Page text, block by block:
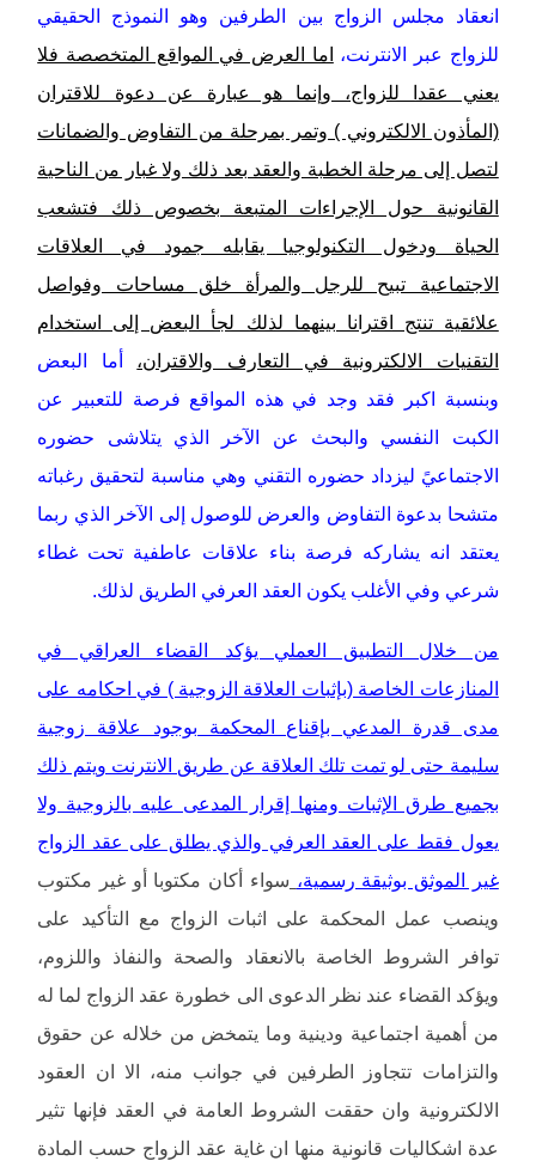
انعقاد مجلس الزواج بين الطرفين وهو النموذج الحقيقي
للزواج عبر الانترنت، اما العرض في المواقع المتخصصة فلا
يعني عقدا للزواج، وإنما هو عبارة عن دعوة للاقتران
(المأذون الالكتروني ) وتمر بمرحلة من التفاوض والضمانات
لتصل إلى مرحلة الخطبة والعقد بعد ذلك ولا غبار من الناحية
القانونية حول الإجراءات المتبعة بخصوص ذلك فتشعب
الحياة ودخول التكنولوجيا يقابله جمود في العلاقات
الاجتماعية تبيح للرجل والمرأة خلق مساحات وفواصل
علائقية تنتج اقترانا بينهما لذلك لجأ البعض إلى استخدام
التقنيات الالكترونية في التعارف والاقتران،
أما البعض
وبنسبة اكبر فقد وجد في هذه المواقع فرصة للتعبير عن
الكبت النفسي والبحث عن الآخر الذي يتلاشى حضوره
الاجتماعيً ليزداد حضوره التقني وهي مناسبة لتحقيق رغباته
متشحا بدعوة التفاوض والعرض للوصول إلى الآخر الذي ربما
يعتقد انه يشاركه فرصة بناء علاقات عاطفية تحت غطاء
شرعي وفي الأغلب يكون العقد العرفي الطريق لذلك.
من خلال التطبيق العملي يؤكد القضاء العراقي في
المنازعات الخاصة (بإثبات العلاقة الزوجية ) في احكامه على
مدى قدرة المدعي بإقناع المحكمة بوجود علاقة زوجية
سليمة حتى لو تمت تلك العلاقة عن طريق الانترنت ويتم ذلك
بجميع طرق الإثبات ومنها إقرار المدعى عليه بالزوجية ولا
يعول فقط على العقد العرفي والذي يطلق على عقد الزواج
غير الموثق بوثيقة رسمية، سواء أكان مكتوبا أو غير مكتوب
وينصب عمل المحكمة على اثبات الزواج مع التأكيد على
توافر الشروط الخاصة بالانعقاد والصحة والنفاذ واللزوم،
ويؤكد القضاء عند نظر الدعوى الى خطورة عقد الزواج لما له
من أهمية اجتماعية ودينية وما يتمخض من خلاله عن حقوق
والتزامات تتجاوز الطرفين في جوانب منه، الا ان العقود
الالكترونية وان حققت الشروط العامة في العقد فإنها تثير
عدة اشكاليات قانونية منها ان غاية عقد الزواج حسب المادة